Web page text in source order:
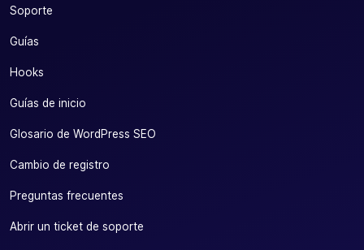
Soporte
Guías
Hooks
Guías de inicio
Glosario de WordPress SEO
Cambio de registro
Preguntas frecuentes
Abrir un ticket de soporte